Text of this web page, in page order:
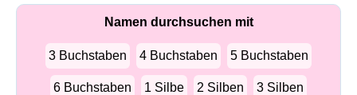
Namen durchsuchen mit
3 Buchstaben 4 Buchstaben 5 Buchstaben
6 Buchstaben 1 Silbe 2 Silben 3 Silben